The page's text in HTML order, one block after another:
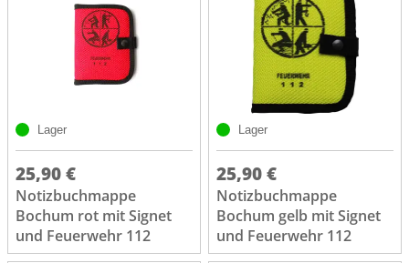
Lager
25,90 €
Notizbuchmappe
Bochum rot mit Signet
und Feuerwehr 112
Lager
25,90 €
Notizbuchmappe
Bochum gelb mit Signet
und Feuerwehr 112